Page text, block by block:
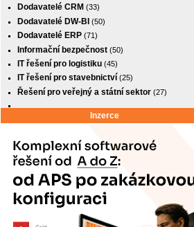
Dodavatelé CRM (33)
Dodavatelé DW-BI (50)
Dodavatelé ERP (71)
Informační bezpečnost (50)
IT řešení pro logistiku (45)
IT řešení pro stavebnictví (25)
Řešení pro veřejný a státní sektor (27)
Inzerce